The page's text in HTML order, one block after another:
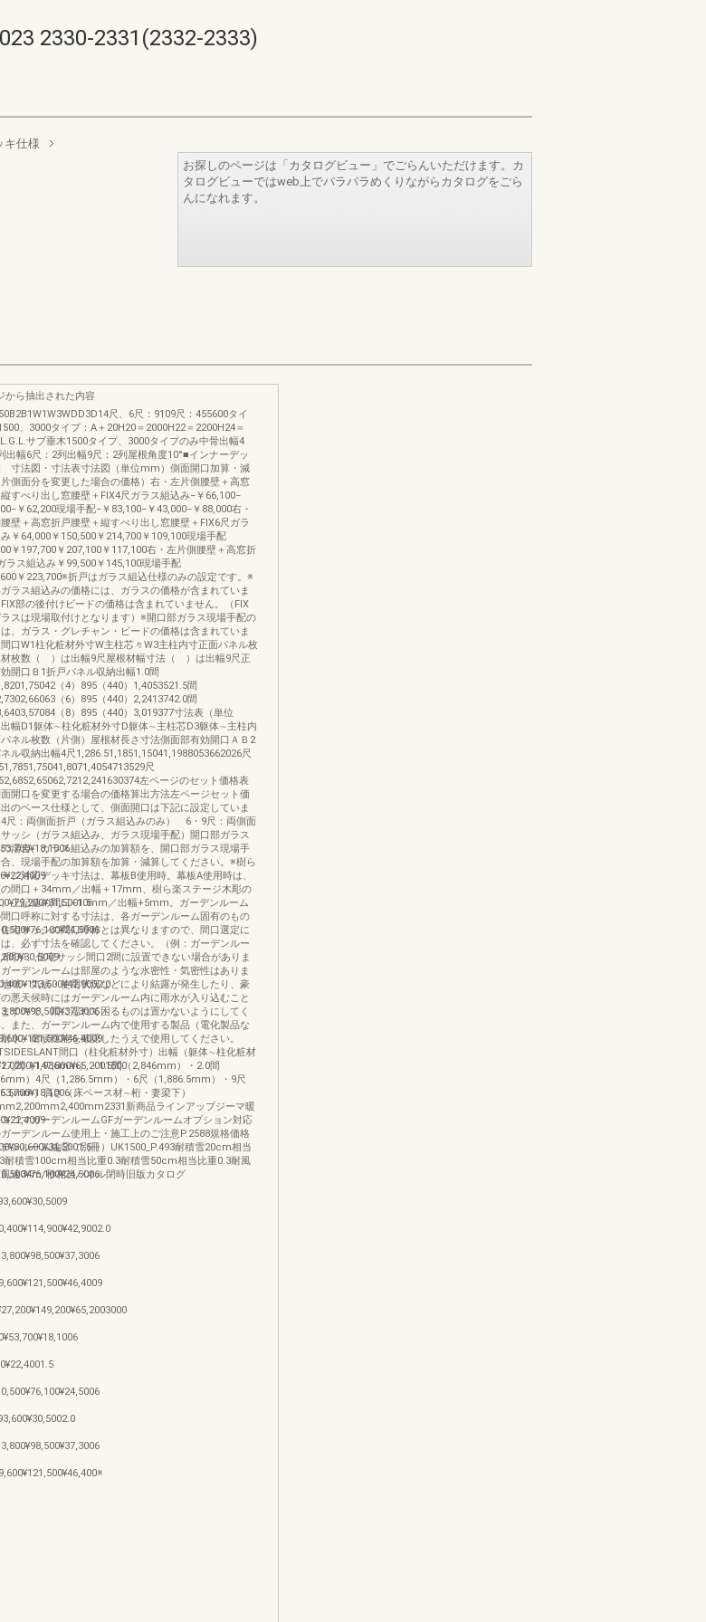
2330-2331(2332-2333)
キ仕様
お探しのページは「カタログビュー」でごらんいただけます。カ
タログビューではweb上でパラパラめくりながらカタログをごら
んになれます。
から抽出された内容
尺、6尺：9109尺：455600タイ
、3000タイプ：A＋20H20＝2000H22＝2200H24＝
サブ垂木1500タイプ、3000タイプのみ中骨出幅4
出幅6尺：2列出幅9尺：2列屋根角度10°■インナーデッ
寸法図・寸法表寸法図（単位mm）側面開口加算・減
側面分を変更した場合の価格）右・左片側腰壁＋高窓
すべり出し窓腰壁＋FIX4尺ガラス組込み−￥66,100−
￥62,200現場手配−￥83,100−￥43,000−￥88,000右・
壁＋高窓折戸腰壁＋縦すべり出し窓腰壁＋FIX6尺ガラ
￥64,000￥150,500￥214,700￥109,100現場手配
￥197,700￥207,100￥117,100右・左片側腰壁＋高窓折
ラス組込み￥99,500￥145,100現場手配
￥223,700※折戸はガラス組込仕様のみの設定です。※
ラス組込みの価格には、ガラスの価格が含まれていま
部の後付けビードの価格は含まれていません。（FIX
スは現場取付けとなります）※開口部ガラス現場手配の
、ガラス・グレチャン・ビードの価格は含まれていま
口W1柱化粧材外寸W主柱芯々W3主柱内寸正面パネル枚
材枚数（ ）は出幅9尺屋根材幅寸法（ ）は出幅9尺正
開口Ｂ1折戸パネル収納出幅1.0間
（4）895（440）1,4053521.5間
（6）895（440）2,2413742.0間
（8）895（440）3,019377寸法表（単位
幅D1躯体∼柱化粧材外寸D躯体∼主柱芯D3躯体∼主柱内
ネル枚数（片側）屋根材長さ寸法側面部有効開口ＡＢ2
ル収納出幅4尺1,286.51,1851,15041,1988053662026尺
尺
左ページのセット価格表
開口を変更する場合の価格算出方法左ページセット価
のベース仕様として、側面開口は下記に設定していま
：両側面折戸（ガラス組込みのみ） 6・9尺：両側面
ッシ（ガラス組込み、ガラス現場手配）開口部ガラス
場合、ガラス組込みの加算額を、開口部ガラス現場手
、現場手配の加算額を加算・減算してください。※樹ら
ジ対応デッキ寸法は、幕板B使用時。幕板A使用時は、
間口＋34mm／出幅＋17mm、樹ら楽ステージ木彫の
上記値の間口+10mm／出幅+5mm。ガーデンルーム
口呼称に対する寸法は、各ガーデンルーム固有のもの
宅サッシの間口呼称とは異なりますので、間口選定に
、必ず寸法を確認してください。（例：ガーデンルー
間が、住宅サッシ間口2間に設置できない場合がありま
ーデンルームは部屋のような水密性・気密性はありま
域・気候・使用状況などにより結露が発生したり、豪
悪天候時にはガーデンルーム内に雨水が入り込むこと
すので、雨に濡れて困るものは置かないようにしてく
また、ガーデンルーム内で使用する製品（電化製品な
水、耐候性能を確認したうえで使用してください。
間口（柱化粧材外寸）出幅（躯体∼柱化粧材
間（1,936mm）・1.5間（2,846mm）・2.0間
）4尺（1,286.5mm）・6尺（1,886.5mm）・9尺
）高さ（床ベース材∼桁・妻梁下）
新商品ラインアップジーマ暖
コマガーデンルームGFガーデンルームオプション対応
ガーデンルーム使用上・施工上のご注意P.2588規格価格
ンルーム編②（別冊）UK1500_P.493耐積雪20cm相当
耐積雪100cm相当比重0.3耐積雪50cm相当比重0.3耐風
速34m/秒相当パネル閉時旧版カタログ